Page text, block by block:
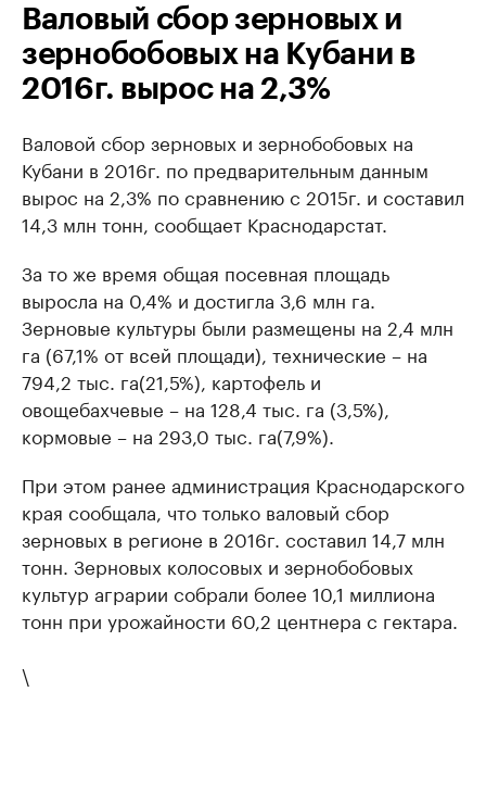
Валовый сбор зерновых и
зернобобовых на Кубани в
2016г. вырос на 2,3%
Валовой сбор зерновых и зернобобовых на
Кубани в 2016г. по предварительным данным
вырос на 2,3% по сравнению с 2015г. и составил
14,3 млн тонн, сообщает Краснодарстат.
За то же время общая посевная площадь
выросла на 0,4% и достигла 3,6 млн га.
Зерновые культуры были размещены на 2,4 млн
га (67,1% от всей площади), технические – на
794,2 тыс. га(21,5%), картофель и
овощебахчевые – на 128,4 тыс. га (3,5%),
кормовые – на 293,0 тыс. га(7,9%).
При этом ранее администрация Краснодарского
края сообщала, что только валовый сбор
зерновых в регионе в 2016г. составил 14,7 млн
тонн. Зерновых колосовых и зернобобовых
культур аграрии собрали более 10,1 миллиона
тонн при урожайности 60,2 центнера с гектара.
\